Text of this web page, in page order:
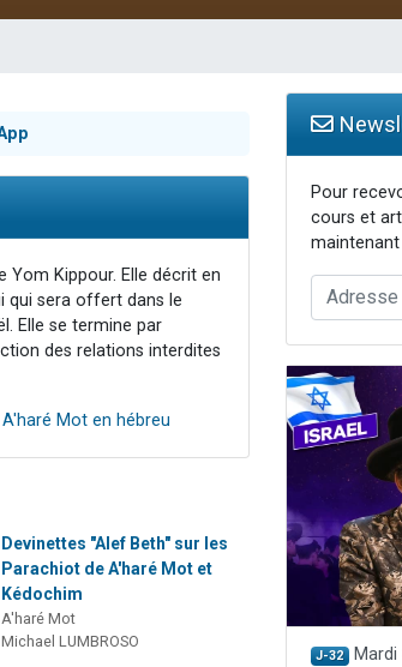
Yom Kippour. Elle décrit en
qui sera offert dans le
Elle se termine par
des relations interdites
Mot en hébreu
Devinettes "Alef Beth" sur les
Parachiot de A'haré Mot et
Kédochim
A'haré Mot
Michael LUMBROSO
Pour
cours et
maintenant
J-32 Mardi